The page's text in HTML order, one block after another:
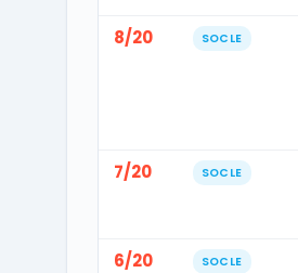
8/20 SOCLE
7/20 SOCLE
6/20 SOCLE